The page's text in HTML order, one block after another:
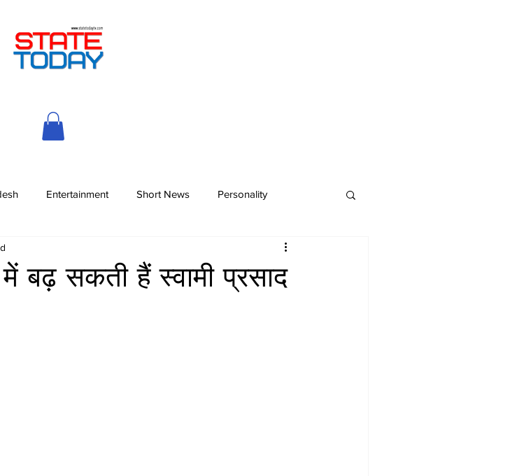
Entertainment Short News Personality
में बढ़ सकती हैं स्वामी प्रसाद